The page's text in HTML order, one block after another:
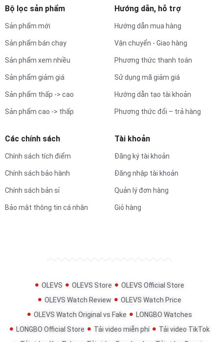
Bộ lọc sản phẩm
Sản phẩm mới
Sản phẩm bán chạy
Sản phẩm xem nhiều
Sản phẩm giảm giá
Sản phẩm thấp -> cao
Sản phẩm cao -> thấp
Hướng dẫn, hỗ trợ
Hướng dẫn mua hàng
Vận chuyển - Giao hàng
Phương thức thanh toán
Sử dụng mã giảm giá
Hướng dẫn tạo tài khoản
Phương thức đổi – trả hàng
Các chính sách
Chính sách tích điểm
Chính sách bảo hành
Chính sách bản sỉ
Bảo mật thông tin cá nhân
Tài khoản
Đăng ký tài khoản
Đăng nhập tài khoản
Quản lý đơn hàng
Giỏ hàng
OLEVS OLEVS Store
OLEVS Official Store
OLEVS Watch Review
OLEVS Watch Price
OLEVS Watch Original vs Fake
LONGBO Watches
LONGBO Official Store
Tải video miễn phí
Tải video TikTok